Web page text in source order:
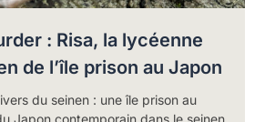
: Risa, la lycéenne
de l’île prison au Japon
du seinen : une île prison au
Japon contemporain dans le seinen